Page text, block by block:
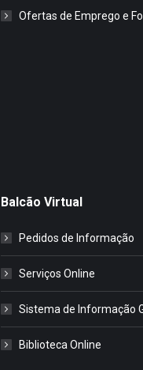
Ofertas de Emprego e
Balcão Virtual
Pedidos de Informação
Serviços Online
Sistema de Informação
Biblioteca Online